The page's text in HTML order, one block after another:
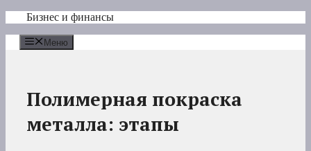
Перейти
содержимому
Бизнес и финансы
Меню
Полимерная покраска
металла: этапы